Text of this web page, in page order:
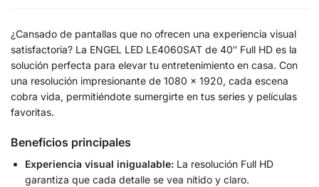
¿Cansado de pantallas que no ofrecen una experiencia visual
satisfactoria? La ENGEL LED LE4060SAT de 40″ Full HD es la
solución perfecta para elevar tu entretenimiento en casa. Con
una resolución impresionante de 1080 x 1920, cada escena
cobra vida, permitiéndote sumergirte en tus series y películas
favoritas.
Beneficios principales
Experiencia visual inigualable: La resolución Full HD
garantiza que cada detalle se vea nítido y claro.